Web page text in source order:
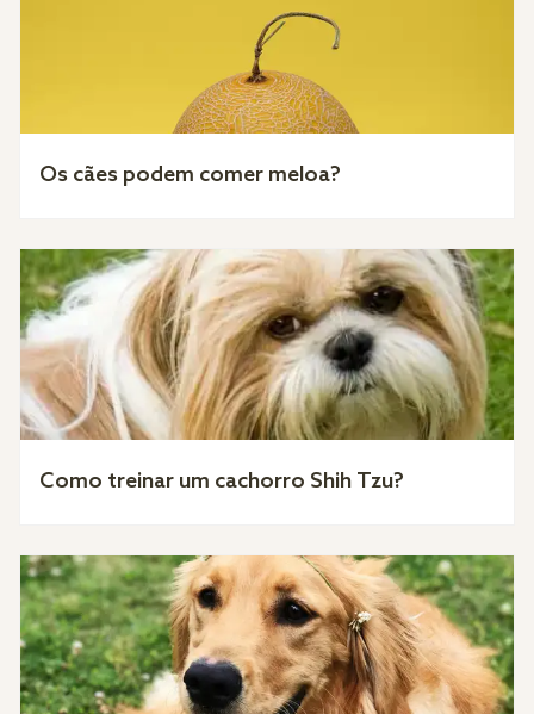
Os cães podem comer meloa?
Como treinar um cachorro Shih Tzu?